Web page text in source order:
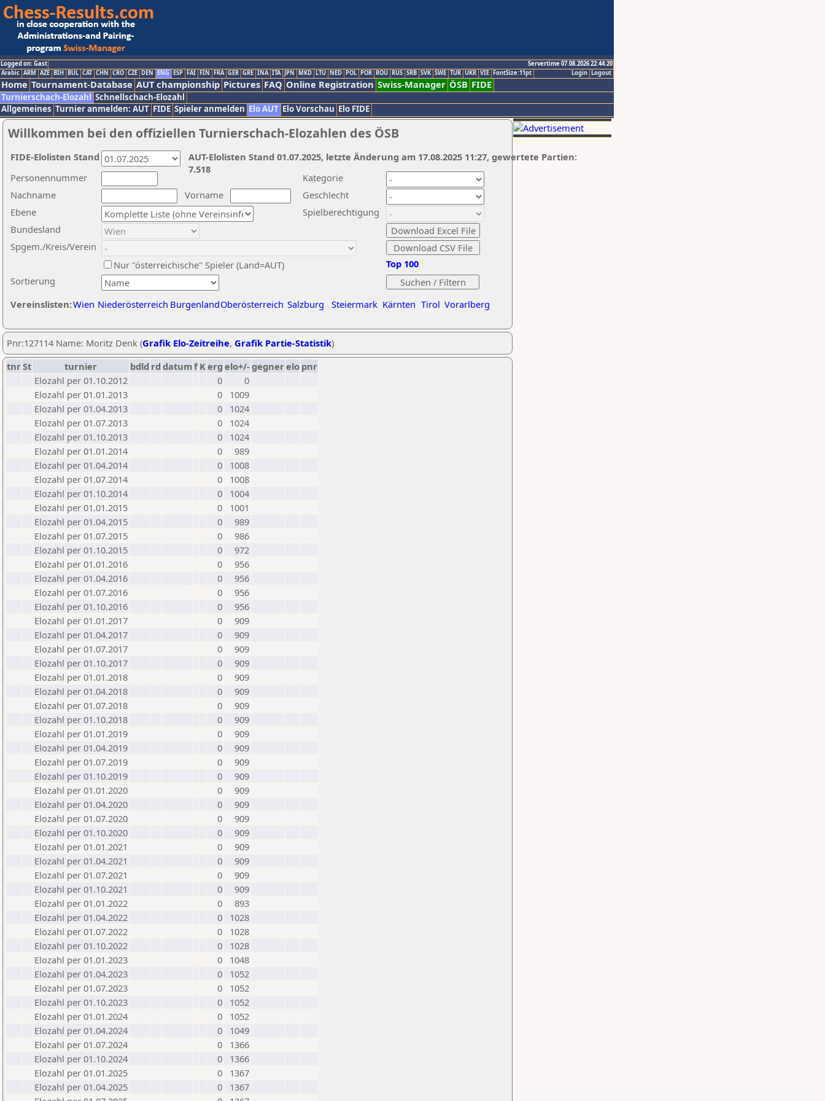
Logged on: Gast
Servertime 07.08.2026 22:44:20
Logout
Login
Arabic ARM AZE BIH BUL CAT CHN CRO CZE DEN ENG ESP FAI FIN FRA GER GRE INA ITA JPN MKD LTU NED POL POR ROU RUS SRB SVK SWE TUR UKR VIE FontSize:11pt
Home Tournament-Database AUT championship Pictures FAQ Online Registration Swiss-Manager ÖSB FIDE
Turnierschach-Elozahl Schnellschach-Elozahl
Allgemeines Turnier anmelden: AUT FIDE Spieler anmelden Elo AUT Elo Vorschau Elo FIDE
Willkommen bei den offiziellen Turnierschach-Elozahlen des ÖSB
Nachname
Vorname
Ebene
Kategorie
Sortierung
Personennummer
Bundesland
Spgem./Kreis/Verein
Geschlecht
Nur "österreichische" Spieler (Land=AUT)
Spielberechtigung
Vereinslisten:Wien Niederösterreich BurgenlandOberösterreich Salzburg Steiermark Kärnten Tirol Vorarlberg
Top 100
AUT-Elolisten Stand 01.07.2025, letzte Änderung am 17.08.2025 11:27, gewertete Partien:
7.518
FIDE-Elolisten Stand
Pnr:127114 Name: Moritz Denk (Grafik Elo-Zeitreihe, Grafik Partie-Statistik)
tnrSt turnier bdld rd datumf Kerg elo+/-gegnerelo pnr
Elozahl per 01.10.2012
0
0
Elozahl per 01.01.2013
0
1009
Elozahl per 01.04.2013
0
1024
Elozahl per 01.07.2013
0
1024
Elozahl per 01.10.2013
0
1024
Elozahl per 01.01.2014
0
989
Elozahl per 01.04.2014
0
1008
Elozahl per 01.07.2014
0
1008
Elozahl per 01.10.2014
0
1004
Elozahl per 01.01.2015
0
1001
Elozahl per 01.04.2015
0
989
Elozahl per 01.07.2015
0
986
Elozahl per 01.10.2015
0
972
Elozahl per 01.01.2016
0
956
Elozahl per 01.04.2016
0
956
Elozahl per 01.07.2016
0
956
Elozahl per 01.10.2016
0
956
Elozahl per 01.01.2017
0
909
Elozahl per 01.04.2017
0
909
Elozahl per 01.07.2017
0
909
Elozahl per 01.10.2017
0
909
Elozahl per 01.01.2018
0
909
Elozahl per 01.04.2018
0
909
Elozahl per 01.07.2018
0
909
Elozahl per 01.10.2018
0
909
Elozahl per 01.01.2019
0
909
Elozahl per 01.04.2019
0
909
Elozahl per 01.07.2019
0
909
Elozahl per 01.10.2019
0
909
Elozahl per 01.01.2020
0
909
Elozahl per 01.04.2020
0
909
Elozahl per 01.07.2020
0
909
Elozahl per 01.10.2020
0
909
Elozahl per 01.01.2021
0
909
Elozahl per 01.04.2021
0
909
Elozahl per 01.07.2021
0
909
Elozahl per 01.10.2021
0
909
Elozahl per 01.01.2022
0
893
Elozahl per 01.04.2022
0
1028
Elozahl per 01.07.2022
0
1028
Elozahl per 01.10.2022
0
1028
Elozahl per 01.01.2023
0
1048
Elozahl per 01.04.2023
0
1052
Elozahl per 01.07.2023
0
1052
Elozahl per 01.10.2023
0
1052
Elozahl per 01.01.2024
0
1052
Elozahl per 01.04.2024
0
1049
Elozahl per 01.07.2024
0
1366
Elozahl per 01.10.2024
0
1366
Elozahl per 01.01.2025
0
1367
Elozahl per 01.04.2025
0
1367